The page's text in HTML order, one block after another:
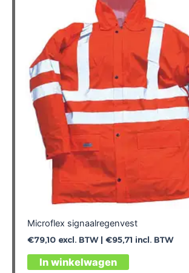
optie
gekozen
worden
op
productpagina
Microflex signaalregenvest
€79,10excl. BTW | €95,71 incl. BTW
In winkelwagen
Dit
product